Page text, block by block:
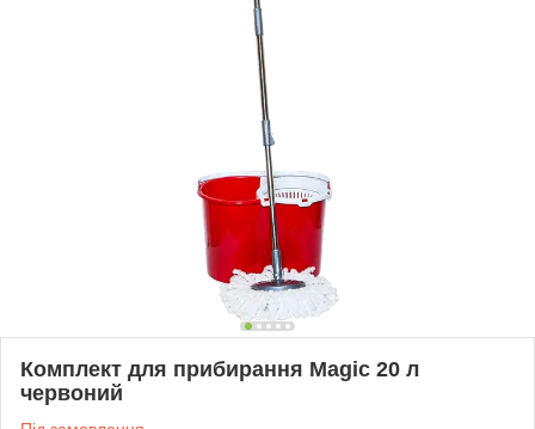
Комплект для прибирання Magic 20 л
червоний